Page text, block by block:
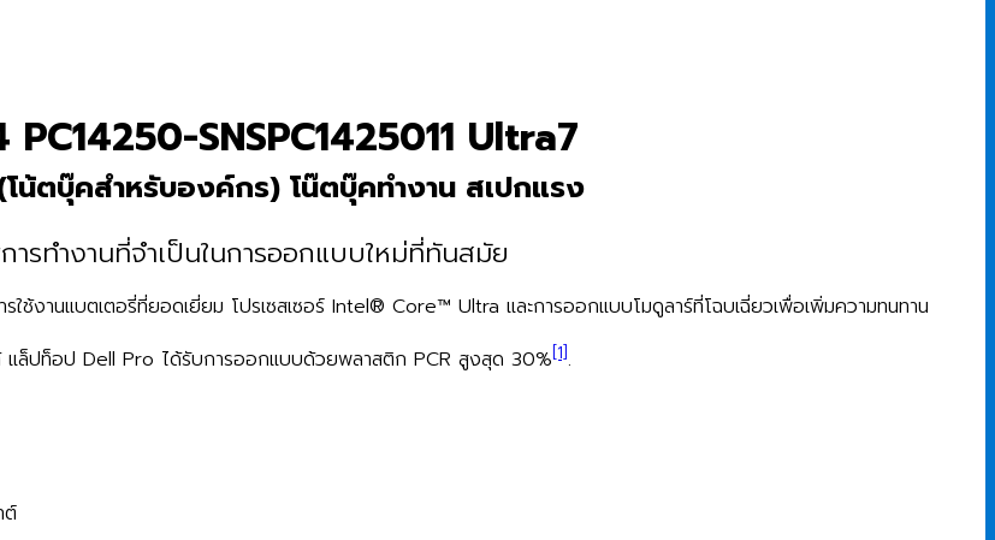
PC14250-SNSPC1425011 Ultra7
น้ตบุ๊คสำหรับองค์กร) โน๊ตบุ๊คทำงาน สเปกแรง
ารทํางานที่จําเป็นในการออกแบบใหม่ที่ทันสมัย
งานแบตเตอรี่ที่ยอดเยี่ยม โปรเซสเซอร์ Intel® Core™ Ultra และการออกแบบโมดูลาร์ที่โฉบเฉี่ยวเพื่อเพิ่มความทนทาน
ล็ปท็อป Dell Pro ได้รับการออกแบบด้วยพลาสติก PCR สูงสุด 30%[1].
ต์